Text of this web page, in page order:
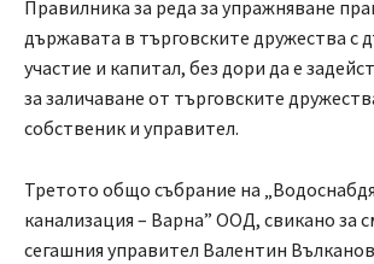
Правилника за реда за упражняване
държавата в търговските дружества с
участие и капитал, без дори да е
за заличаване от търговските
собственик и управител.
Третото общо събрание на
канализация – Варна” ООД, свикано за
сегашния управител Валентин